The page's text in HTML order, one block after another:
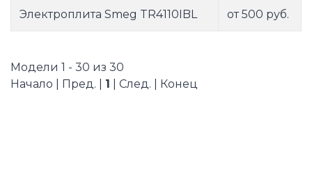
Электроплита Smeg TR4110IBL от 500 руб.
Модели 1 - 30 из 30
Начало | Пред. | 1 | След. | Конец